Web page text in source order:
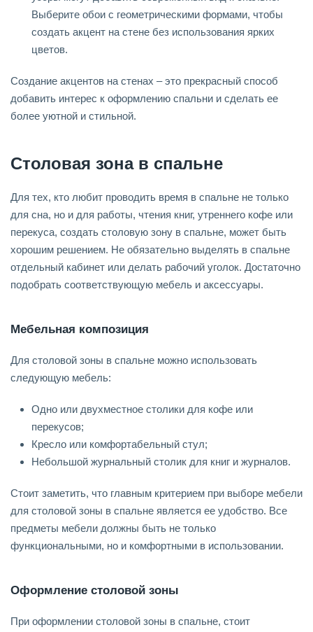
Выберите обои с геометрическими формами, чтобы
создать акцент на стене без использования ярких
цветов.
Создание акцентов на стенах – это прекрасный способ
добавить интерес к оформлению спальни и сделать ее
более уютной и стильной.
Столовая зона в спальне
Для тех, кто любит проводить время в спальне не только
для сна, но и для работы, чтения книг, утреннего кофе или
перекуса, создать столовую зону в спальне, может быть
хорошим решением. Не обязательно выделять в спальне
отдельный кабинет или делать рабочий уголок. Достаточно
подобрать соответствующую мебель и аксессуары.
Мебельная композиция
Для столовой зоны в спальне можно использовать
следующую мебель:
Одно или двухместное столики для кофе или
перекусов;
Кресло или комфортабельный стул;
Небольшой журнальный столик для книг и журналов.
Стоит заметить, что главным критерием при выборе мебели
для столовой зоны в спальне является ее удобство. Все
предметы мебели должны быть не только
функциональными, но и комфортными в использовании.
Оформление столовой зоны
При оформлении столовой зоны в спальне, стоит